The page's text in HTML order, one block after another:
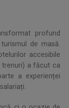
profund
de masă.
accesibile
trenuri) a făcut ca
a experienței